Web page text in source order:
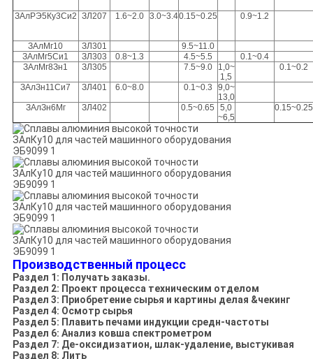
ЗАлРЭ5Ку3Си2 ЗЛ207 1.6~2.0 3.0~3.40.15~0.25 0.9~1.2
ЗАлМг10 ЗЛ301
9.5~11.0
ЗАлМг5Си1
ЗЛ303 0.8~1.3 4.5~5.5
0.1~0.4
ЗАлМг8Зн1
ЗЛ305 7.5~9.0
1,0~
1,5
0.1~0.2
ЗАлЗн11Си7 ЗЛ401 6.0~8.0 0.1~0.3
9,0~
13,0
ЗАлЗн6Мг
ЗЛ402 0.5~0.65
5,0
~6,5
0.15~0.25
Производственный процесс
Раздел 1: Получать заказы.
Раздел 2: Проект процесса техническим отделом
Раздел 3: Приобретение сырья и картины делая &чекинг
Раздел 4: Осмотр сырья
Раздел 5: Плавить печами индукции средн-частоты
Раздел 6: Анализ ковша спектрометром
Раздел 7: Де-оксидизатион, шлак-удаление, выстукивая
Раздел 8: Лить